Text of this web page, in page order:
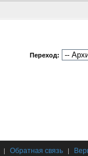
Переход:
| Обратная связь |